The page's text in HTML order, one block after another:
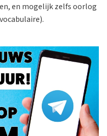
en mogelijk zelfs oorlog